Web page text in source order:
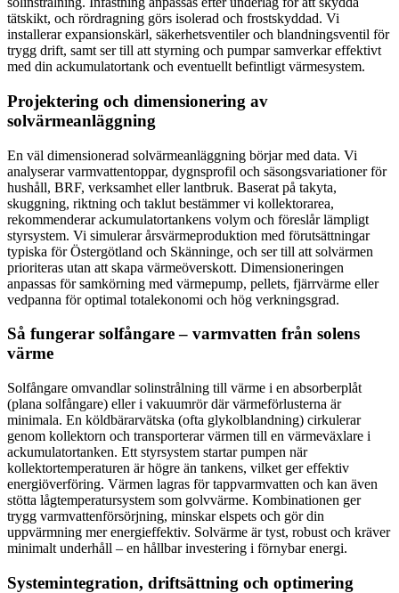
tätskikt, och rördragning görs isolerad och frostskyddad. Vi
installerar expansionskärl, säkerhetsventiler och blandningsventil för
trygg drift, samt ser till att styrning och pumpar samverkar effektivt
med din ackumulatortank och eventuellt befintligt värmesystem.
Projektering och dimensionering av
solvärmeanläggning
En väl dimensionerad solvärmeanläggning börjar med data. Vi
analyserar varmvattentoppar, dygnsprofil och säsongsvariationer för
hushåll, BRF, verksamhet eller lantbruk. Baserat på takyta,
skuggning, riktning och taklut bestämmer vi kollektorarea,
rekommenderar ackumulatortankens volym och föreslår lämpligt
styrsystem. Vi simulerar årsvärmeproduktion med förutsättningar
typiska för Östergötland och Skänninge, och ser till att solvärmen
prioriteras utan att skapa värmeöverskott. Dimensioneringen
anpassas för samkörning med värmepump, pellets, fjärrvärme eller
vedpanna för optimal totalekonomi och hög verkningsgrad.
Så fungerar solfångare – varmvatten från solens
värme
Solfångare omvandlar solinstrålning till värme i en absorberplåt
(plana solfångare) eller i vakuumrör där värmeförlusterna är
minimala. En köldbärarvätska (ofta glykolblandning) cirkulerar
genom kollektorn och transporterar värmen till en värmeväxlare i
ackumulatortanken. Ett styrsystem startar pumpen när
kollektortemperaturen är högre än tankens, vilket ger effektiv
energiöverföring. Värmen lagras för tappvarmvatten och kan även
stötta lågtemperatursystem som golvvärme. Kombinationen ger
trygg varmvattenförsörjning, minskar elspets och gör din
uppvärmning mer energieffektiv. Solvärme är tyst, robust och kräver
minimalt underhåll – en hållbar investering i förnybar energi.
Systemintegration, driftsättning och optimering